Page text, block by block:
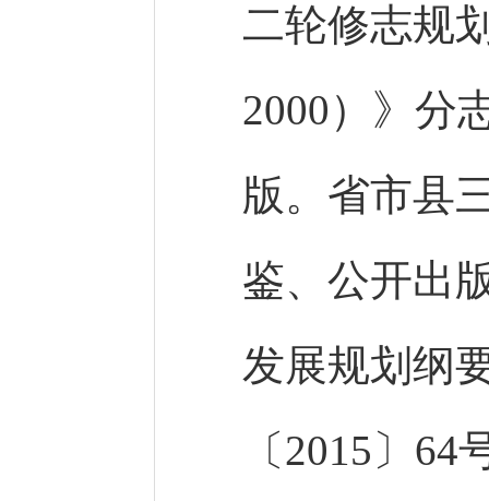
二轮修志规
2000）》分
版。省市县
鉴、公开出
发展规划纲
〔2015〕